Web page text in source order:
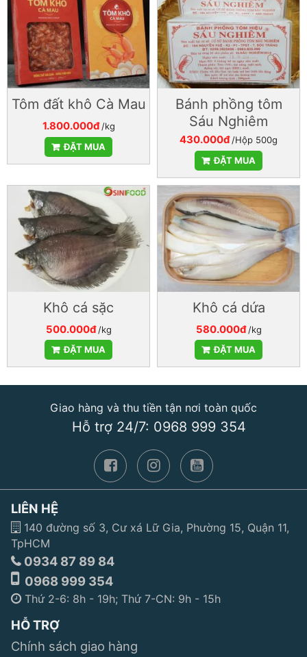
Tôm đất khô Cà Mau
1.800.000đ /kg
ĐẶT MUA
Bánh phồng tôm
Sáu Nghiêm
430.000đ/Hộp 500g
ĐẶT MUA
Khô cá sặc
500.000đ /kg
ĐẶT MUA
Khô cá dứa
580.000đ /kg
ĐẶT MUA
Giao hàng và thu tiền tận nơi toàn quốc
Hỗ trợ 24/7: 0968 999 354
LIÊN HỆ
140 đường số 3, Cư xá Lữ Gia, Phường 15, Quận 11,
TpHCM
0934 87 89 84
0968 999 354
Thứ 2-6: 8h - 19h; Thứ 7-CN: 9h - 15h
HỖ TRỢ
Chính sách giao hàng